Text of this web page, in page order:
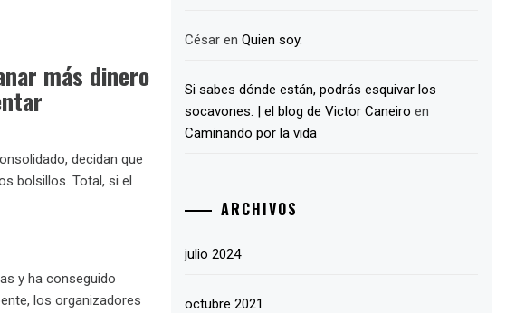
más dinero
decidan que
bolsillos. Total, si el
y ha conseguido
los organizadores
César enQuien soy.
Si sabes dónde están, podrás esquivar los
socavones. | el blog de Victor Caneiro en
Caminando por la vida
ARCHIVOS
julio 2024
octubre 2021